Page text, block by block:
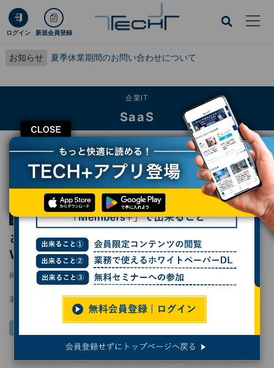
ログイン 新規会員登録
お知らせ 夏季休業期間のお問い合わせについて
CLOSE
企業IT
SaaS
TECH+ 企業IT
SaaS
さまざまな作業を自動化する「Google Workspace Studio」を活用してみよう
第137回 Google Workspaceをビジネスで活用する
さまざまな作業を自動化する「Google
Workspace Studio」を活用してみよう
掲載日 2026/05/08 11:00
著者： 佐野正弘